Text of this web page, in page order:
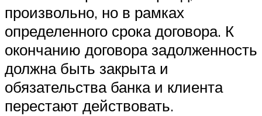
произвольно, но в рамках
определенного срока договора. К
окончанию договора задолженность
должна быть закрыта и
обязательства банка и клиента
перестают действовать.